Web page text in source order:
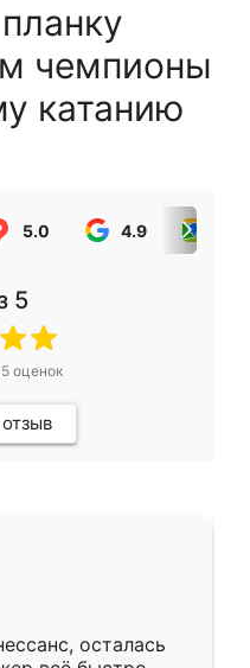
чемпионы
катанию
5.0 4.9
5
оценок
осталась